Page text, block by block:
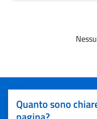
Quanto sono